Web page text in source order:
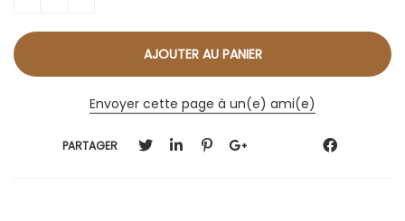
Envoyer cette page à un(e) ami(e)
PARTAGER